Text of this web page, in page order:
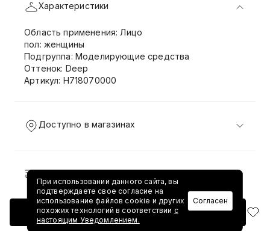
Добавить в корзину
Характеристики
Область применения: Лицо
пол: женщины
Подгруппа: Моделирующие средства
Оттенок: Deep
Артикул: H718070000
Доступно в магазинах
Доставка и возврат
При использовании данного сайта, вы
подтверждаете свое согласие на
использование файлов cookie и других
похожих технологий в соответствии с
настоящим Уведомлением.
Согласен